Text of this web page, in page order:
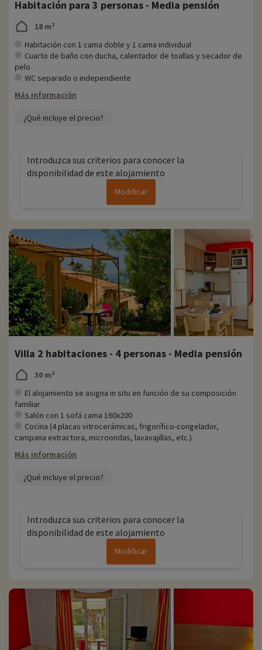
encontrará algo para toda la familia: los más pequeños podrán
divertirse en las zonas de juegos acuáticos, los adolescentes podrán
disfrutar de la emoción de los vertiginosos toboganes y los padres
podrán tomar el sol junto a la piscina.
En Familytrip descubrimos cada año nuevas actividades familiares
cerca de nuestros alojamientos: zoológicos, acuarios, etc. Si ya
hemos negociado actividades, puede reservarlas con descuento
directamente en línea una vez elegido su alojamiento,
- Las personas con movilidad reducida deben ir acompañadas
Habitación para 3 personas - Media pensión
18 m²
Habitación con 1 cama doble y 1 cama individual
Cuarto de baño con ducha, calentador de toallas y secador de
pelo
WC separado o independiente
Más información
¿Qué incluye el precio?
Introduzca sus criterios para conocer la
disponibilidad de este alojamiento
Modificar
Villa 2 habitaciones - 4 personas - Media pensión
30 m²
El alojamiento se asigna in situ en función de su composición
familiar
Salón con 1 sofá cama 160x200
Cocina (4 placas vitrocerámicas, frigorífico-congelador,
campana extractora, microondas, lavavajillas, etc.)
Más información
¿Qué incluye el precio?
Introduzca sus criterios para conocer la
disponibilidad de este alojamiento
Modificar